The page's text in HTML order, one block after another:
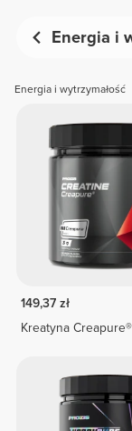
Energia i
Energia i wytrzymałość
149,37 zł
Kreatyna